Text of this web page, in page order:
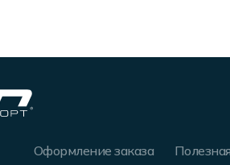
Оформление заказа